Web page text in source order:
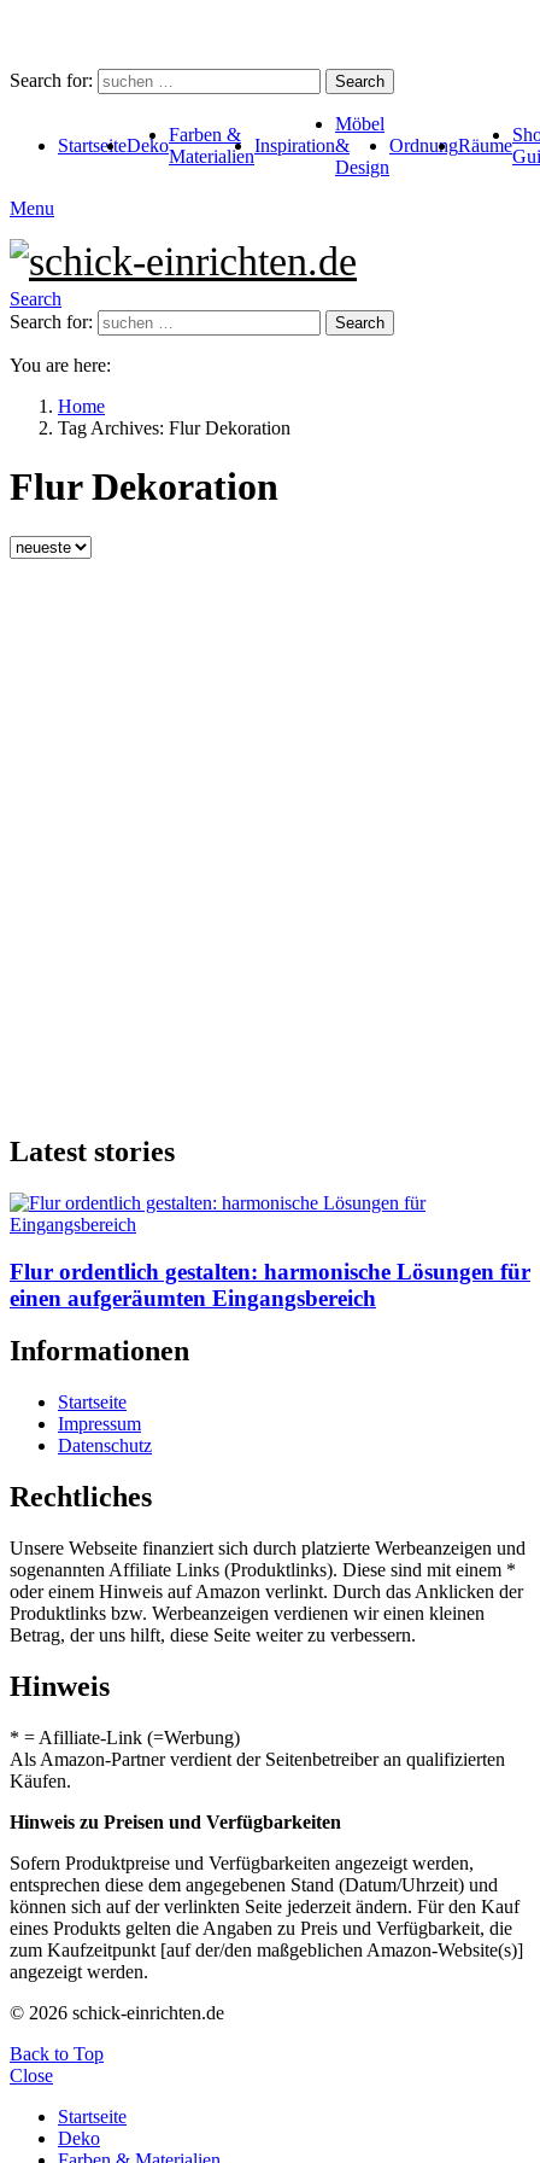
Search for: Search
StartseiteDeko
Farben &
Materialien
Inspiration
Möbel
&
Design
OrdnungRäume
Menu
Search
Search for:
Search
You are here:
Home
Tag Archives: Flur Dekoration
Flur Dekoration
Latest stories
Flur ordentlich gestalten: harmonische Lösungen für
einen aufgeräumten Eingangsbereich
Informationen
Startseite
Impressum
Datenschutz
Rechtliches
Unsere Webseite finanziert sich durch platzierte Werbeanzeigen und
sogenannten Affiliate Links (Produktlinks). Diese sind mit einem *
oder einem Hinweis auf Amazon verlinkt. Durch das Anklicken der
Produktlinks bzw. Werbeanzeigen verdienen wir einen kleinen
Betrag, der uns hilft, diese Seite weiter zu verbessern.
Hinweis
* = Afilliate-Link (=Werbung)
Als Amazon-Partner verdient der Seitenbetreiber an qualifizierten
Käufen.
Hinweis zu Preisen und Verfügbarkeiten
Sofern Produktpreise und Verfügbarkeiten angezeigt werden,
entsprechen diese dem angegebenen Stand (Datum/Uhrzeit) und
können sich auf der verlinkten Seite jederzeit ändern. Für den Kauf
eines Produkts gelten die Angaben zu Preis und Verfügbarkeit, die
zum Kaufzeitpunkt [auf der/den maßgeblichen Amazon-Website(s)]
angezeigt werden.
© 2026 schick-einrichten.de
Back to Top
Close
Startseite
Deko